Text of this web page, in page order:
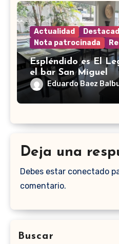
Actualidad
Nota patrocinada
Espléndido es El
el bar San Miguel
Eduardo Baez
Deja una
Debes estar conectado
comentario.
Buscar